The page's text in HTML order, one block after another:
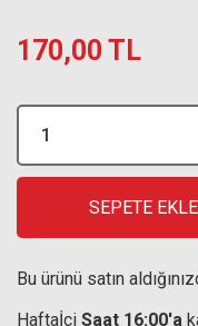
170,00 TL
SEPETE EKLE
Bu ürünü satın
Haftaİçi Saat 16:00'a